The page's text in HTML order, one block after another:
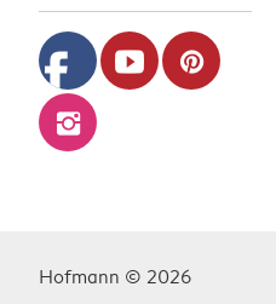
facebook youtube pinterest
instagram
Hofmann © 2026